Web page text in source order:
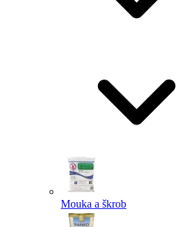
Mouka a škrob
Powered by chaterimo